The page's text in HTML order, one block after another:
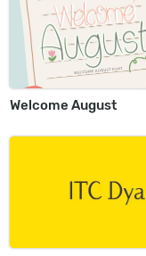
Welcome August